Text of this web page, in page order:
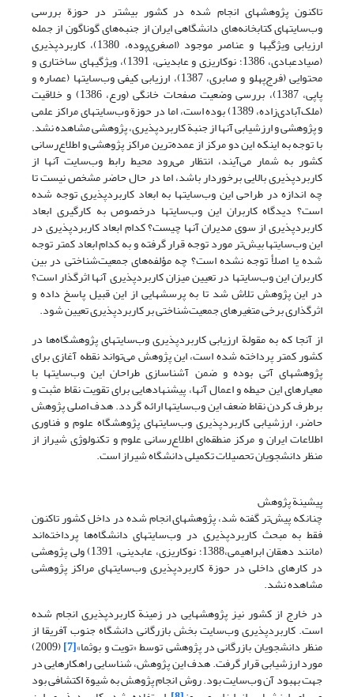
تاکنون پژوهشهای انجام شده در کشور بیشتر در حوزة بررسی
وب‌سایتهای کتابخانه‌های دانشگاهی ایران از جنبه‌های گوناگون از جمله
ارزیابی ویژگیها و عناصر موجود (اصغری‌پوده، 1380)، کاربردپذیری
(صیادعبادی، 1386؛ نوکاریزی و عابدینی، 1391)، ویژگیهای ساختاری و
محتوایی (فرج‌پهلو و صابری، 1387)، ارزیابی کیفی وب‌سایتها (عصاره و
پاپی، 1387)، بررسی وضعیت صفحات خانگی (ورع، 1386) و خلاقیت
(ملک‌آبادی‌زاده، 1389) بوده است، اما در حوزة وب‌سایتهای مراکز علمی
و پژوهشی و ارزشیابی آنها از جنبة کاربردپذیری، پژوهشی مشاهده نشد.
با توجه به اینکه این دو مرکز از عمده‌ترین مراکز پژوهشی و اطلاع‌رسانی
کشور به شمار می‌آیند، انتظار می‌رود محیط رابط وب‌سایت آنها از
کاربردپذیری بالایی برخوردار باشد، اما در حال حاضر مشخص نیست تا
چه اندازه در طراحی این وب‌سایتها به ابعاد کاربردپذیری توجه شده
است؟ دیدگاه کاربران این وب‌سایتها درخصوص به کارگیری ابعاد
کاربردپذیری از سوی مدیران آنها چیست؟ کدام ابعاد کاربردپذیری در
این وب‌سایتها بیش‌تر مورد توجه قرار گرفته و به کدام ابعاد کمتر توجه
شده یا اصلأ توجه نشده است؟ چه مؤلفه‌های جمعیت‌شناختی در بین
کاربران این وب‌سایتها در تعیین میزان کاربردپذیری آنها اثرگذار است؟
در این پژوهش تلاش شد تا به پرسشهایی از این قبیل پاسخ داده و
اثرگذاری برخی متغیرهای جمعیت‌شناختی بر کاربردپذیری تعیین شود.
از آنجا‌ که به مقولة ارزیابی کاربردپذیری وب‌سایتهای پژوهشگاه‌ها در
کشور کمتر پرداخته شده است، این پژوهش می‌تواند نقطه آغازی برای
پژوهشهای آتی بوده و ضمن آشناسازی طراحان این وب‌سایتها با
معیارهای این حیطه و اعمال آنها، پیشنهادهایی برای تقویت نقاط مثبت و
برطرف کردن نقاط ضعف این وب‌سایتها ارائه گردد. هدف اصلی پژوهش
حاضر، ارزشیابی کاربردپذیری وب‌سایتهای پژوهشگاه علوم و فناوری
اطلاعات ایران و مرکز منطقه‌ای اطلاع‌رسانی علوم و تکنولوژی شیراز از
منظر دانشجویان تحصیلات تکمیلی دانشگاه شیراز است.
پیشینة پژوهش
چنانکه پیش‌تر گفته شد، پژوهشهای انجام شده در داخل کشور تاکنون
فقط به مبحث کاربردپذیری در وب‌سایتهای دانشگاه‌ها پرداخته‌اند
(مانند دهقان ابراهیمی،1388؛ نوکاریزی، عابدینی، 1391) ولی پژوهشی
در کارهای داخلی در حوزة کاربردپذیری وب‌سایتهای مراکز پژوهشی
مشاهده نشد.
در خارج از کشور نیز پژوهشهایی در زمینة کاربردپذیری انجام شده
است. کاربردپذیری وب‌سایت بخش بازرگانی دانشگاه جنوب آفریقا از
منظر دانشجویان بازرگانی در پژوهشی توسط «تویت و بوثما»[7]
(2009)
مورد ارزشیابی قرار گرفت. هدف این پژوهش، شناسایی راهکارهایی در
جهت بهبود آن وب‌سایت بود. روش انجام پژوهش به شیوة اکتشافی بود